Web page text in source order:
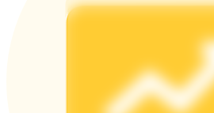
BTC Welcome Rewards
Deposit & Trade BTC to Share